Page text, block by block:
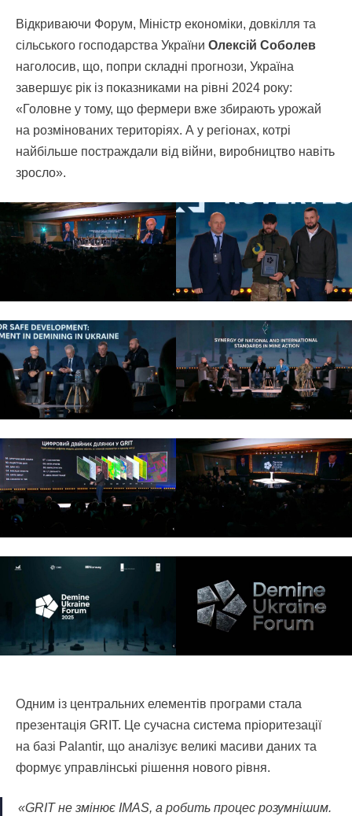
Відкриваючи Форум, Міністр економіки, довкілля та
сільського господарства України Олексій Соболев
наголосив, що, попри складні прогнози, Україна
завершує рік із показниками на рівні 2024 року:
«Головне у тому, що фермери вже збирають урожай
на розмінованих територіях. А у регіонах, котрі
найбільше постраждали від війни, виробництво навіть
зросло».
Одним із центральних елементів програми стала
презентація GRIT. Це сучасна система пріоритезації
на базі Palantir, що аналізує великі масиви даних та
формує управлінські рішення нового рівня.
«GRIT не змінює IMAS, а робить процес розумнішим.